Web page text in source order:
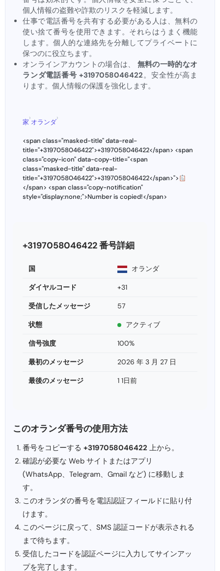
個人情報の盗難や詐欺のリスクを軽減します。
仕事で電話番号を共有する必要がある人は、無料の
使い捨て番号を使用できます。それらはうまく機能
します。個人的な連絡先を分離してプライベートに
保つのに役立ちます。
オンラインアカウントの場合は、 無料の一時的なオ
ランダ電話番号 +3197058046422。安全性が高ま
ります。個人情報の保護を強化します。
家
›
オランダ
›
<span class="masked-title" data-real-
title="+3197058046422">+3197058046422</span> <span
class="copy-icon" data-copy-title="<span
class="masked-title" data-real-
title="+3197058046422">+3197058046422</span>">
</span> <span class="copy-notification"
style="display:none;">Number is copied!</span>
+3197058046422 番号詳細
国 オランダ
ダイヤルコード +31
受信したメッセージ 57
状態 アクティブ
信号強度 100%
最初のメッセージ 2026 年 3 月 27 日
最後のメッセージ 1 1日前
このオランダ番号の使用方法
番号をコピーする +3197058046422 上から。
確認が必要な Web サイトまたはアプリ
(WhatsApp、Telegram、Gmail など) に移動しま
す。
このオランダの番号を電話認証フィールドに貼り付
けます。
このページに戻って、SMS 認証コードが表示される
まで待ちます。
受信したコードを認証ページに入力してサインアッ
プを完了します。